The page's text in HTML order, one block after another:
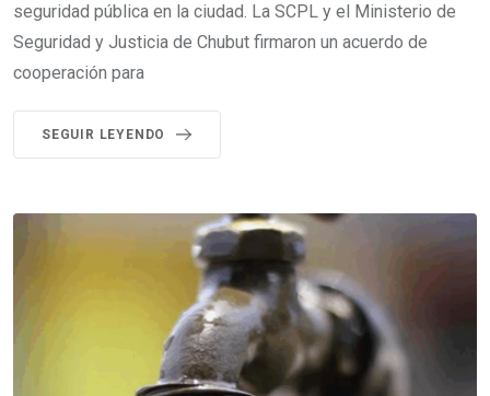
seguridad pública en la ciudad. La SCPL y el Ministerio de
Seguridad y Justicia de Chubut firmaron un acuerdo de
cooperación para
SEGUIR LEYENDO